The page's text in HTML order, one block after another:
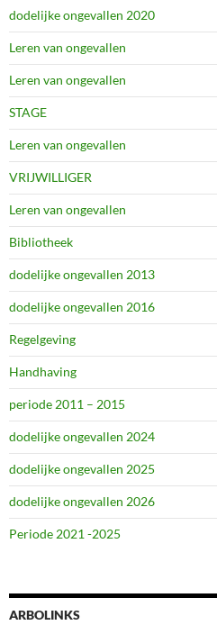
dodelijke ongevallen 2020
Leren van ongevallen
Leren van ongevallen
STAGE
Leren van ongevallen
VRIJWILLIGER
Leren van ongevallen
Bibliotheek
dodelijke ongevallen 2013
dodelijke ongevallen 2016
Regelgeving
Handhaving
periode 2011 – 2015
dodelijke ongevallen 2024
dodelijke ongevallen 2025
dodelijke ongevallen 2026
Periode 2021 -2025
ARBOLINKS